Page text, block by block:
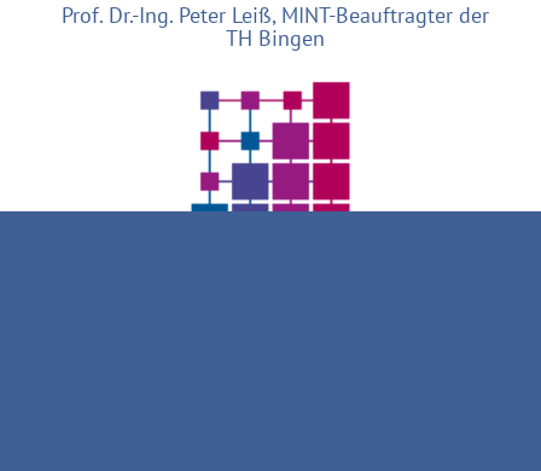
Prof. Dr.-Ing. Peter Leiß, MINT-Beauftragter der
TH Bingen